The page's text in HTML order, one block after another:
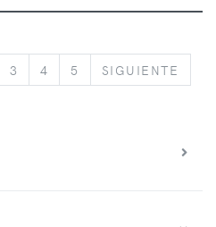
3 4 5 SIGUIENTE